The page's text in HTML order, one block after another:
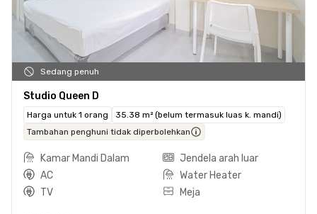
Sedang penuh
Studio Queen D
Harga untuk 1 orang
35.38 m² (belum termasuk luas k. mandi)
Tambahan penghuni tidak diperbolehkan
Kamar Mandi Dalam
Jendela arah luar
AC
Water Heater
TV
Meja